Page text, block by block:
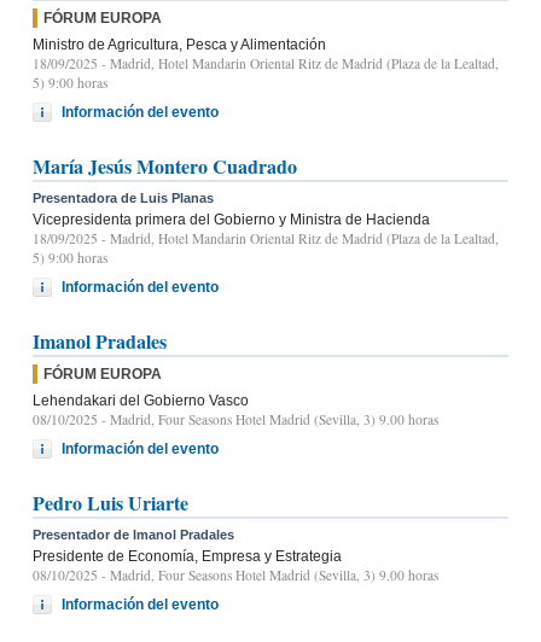
FÓRUM EUROPA
Ministro de Agricultura, Pesca y Alimentación
18/09/2025 - Madrid, Hotel Mandarin Oriental Ritz de Madrid (Plaza de la Lealtad,
5) 9:00 horas
Información del evento
María Jesús Montero Cuadrado
Presentadora de Luis Planas
Vicepresidenta primera del Gobierno y Ministra de Hacienda
18/09/2025 - Madrid, Hotel Mandarin Oriental Ritz de Madrid (Plaza de la Lealtad,
5) 9:00 horas
Información del evento
Imanol Pradales
FÓRUM EUROPA
Lehendakari del Gobierno Vasco
08/10/2025 - Madrid, Four Seasons Hotel Madrid (Sevilla, 3) 9.00 horas
Información del evento
Pedro Luis Uriarte
Presentador de Imanol Pradales
Presidente de Economía, Empresa y Estrategia
08/10/2025 - Madrid, Four Seasons Hotel Madrid (Sevilla, 3) 9.00 horas
Información del evento